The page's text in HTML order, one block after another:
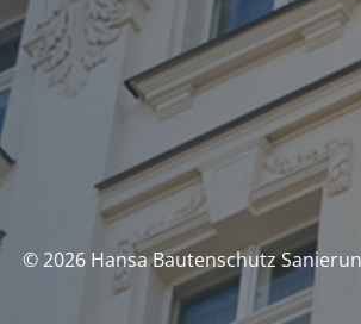
© 2026 Hansa Bautenschutz